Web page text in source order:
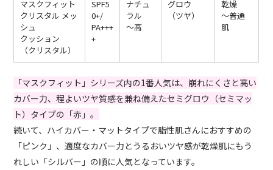
マスクフィット
クリスタル メッ
シュ
クッション
（クリスタル）
SPF5
0+/
PA+++
+
ナチュ
ラル
〜高
グロウ
（ツヤ）
乾燥
〜普通
肌
「マスクフィット」シリーズ内の1番人気は、崩れにくさと高い
カバー力、程よいツヤ質感を兼ね備えたセミグロウ（セミマッ
ト）タイプの「赤」。
続いて、ハイカバー・マットタイプで脂性肌さんにおすすめの
「ピンク」、適度なカバー力とうるおいツヤ感が乾燥肌にもう
れしい「シルバー」の順に人気となっています。